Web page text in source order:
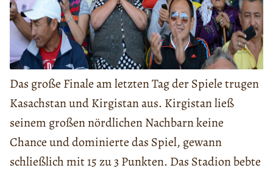
Das große Finale am letzten Tag der Spiele trugen
Kasachstan und Kirgistan aus. Kirgistan ließ
seinem großen nördlichen Nachbarn keine
Chance und dominierte das Spiel, gewann
schließlich mit 15 zu 3 Punkten. Das Stadion bebte